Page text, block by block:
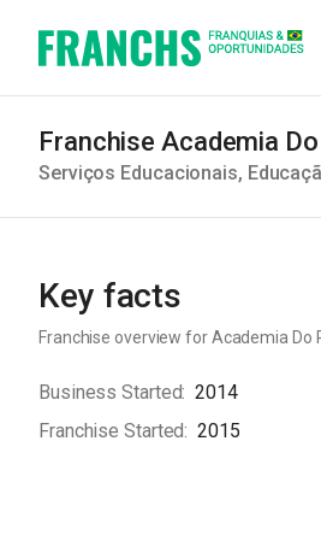
Franchise Academia
Serviços Educacionais,
Key facts
Franchise overview forAcademia Do
Business Started 2014
Franchise Started 2015